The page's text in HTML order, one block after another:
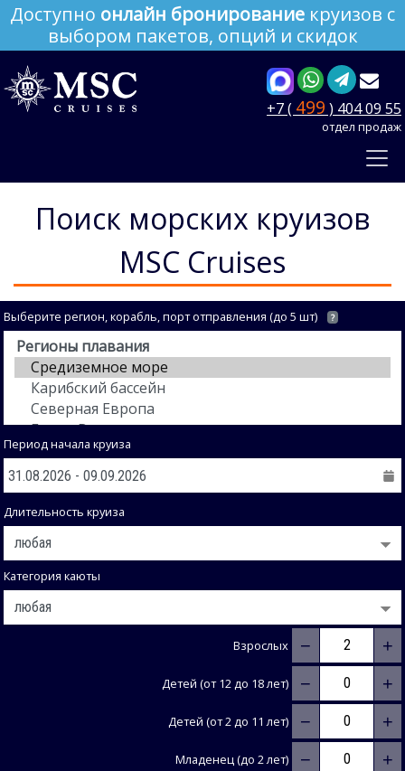
Доступно онлайн бронирование круизов с
выбором пакетов, опций и скидок
+7 ( 499 ) 404 09 55
отдел продаж
Поиск морских круизов
MSC Cruises
Выберите регион, корабль, порт отправления (до 5 шт) ?
Период начала круиза
Длительность круиза
Категория каюты
Взрослых − +
Детей (от 12 до 18 лет) − +
Детей (от 2 до 11 лет) − +
Младенец (до 2 лет) − +